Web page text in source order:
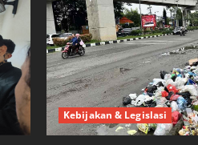
Kebijakan & Legislasi